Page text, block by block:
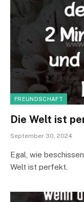
FREUNDSCHAFT
Die Welt ist
September 30, 2024
Egal, wie
Welt ist perfekt.